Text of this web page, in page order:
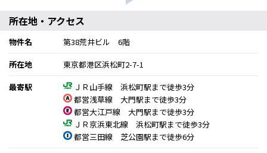
所在地・アクセス
物件名
第38荒井ビル 6階
所在地
東京都港区浜松町2-7-1
最寄駅
ＪＲ山手線 浜松町駅まで徒歩3分
都営浅草線 大門駅まで徒歩3分
都営大江戸線 大門駅まで徒歩3分
ＪＲ京浜東北線 浜松町駅まで徒歩3分
都営三田線 芝公園駅まで徒歩6分